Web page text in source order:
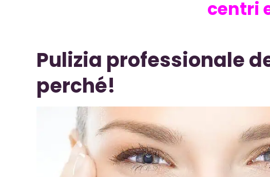
centri
Pulizia professionale
perché!